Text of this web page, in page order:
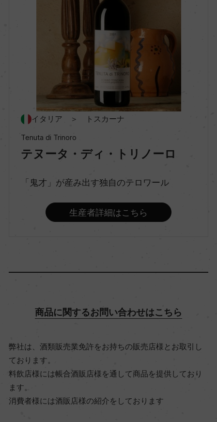
スティルワイン
品種（原材料）
15.5％
有機JAS認証
コンクール入賞歴
ー
イタリア ＞ トスカーナ
Tenuta di Trinoro
テヌータ・ディ・トリノーロ
「鬼才」が産み出す独自のテロワール
生産者詳細はこちら
商品に関するお問い合わせはこちら
弊社は、酒類販売業免許をお持ちの販売店様とお取引し
ております。
料飲店様には帳合酒販店様を通して商品を提供しており
ます。
消費者様には酒販店様の紹介をしております